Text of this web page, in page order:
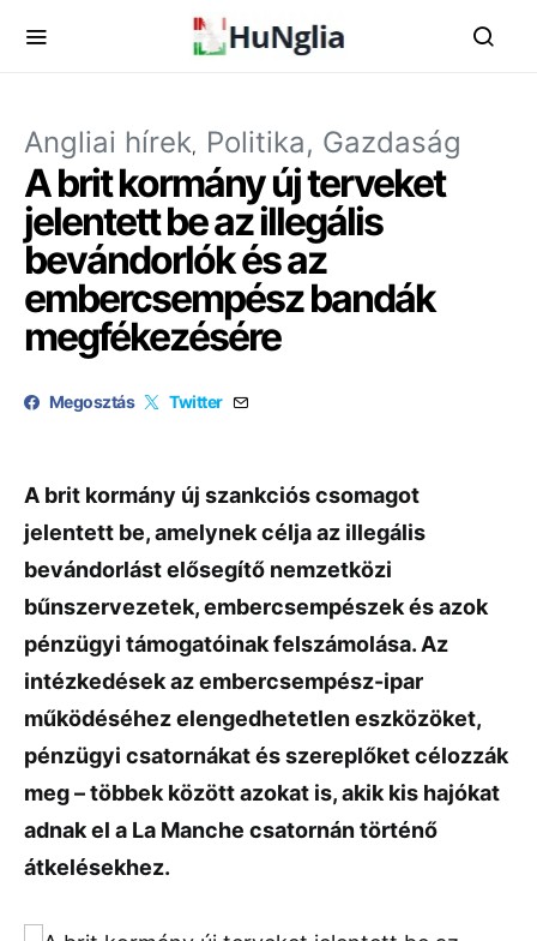
Angliai hírek Politika, Gazdaság
A brit kormány új terveket
jelentett be az illegális
bevándorlók és az
embercsempész bandák
megfékezésére
Megosztás Twitter
A brit kormány új szankciós csomagot
jelentett be, amelynek célja az illegális
bevándorlást elősegítő nemzetközi
bűnszervezetek, embercsempészek és azok
pénzügyi támogatóinak felszámolása. Az
intézkedések az embercsempész-ipar
működéséhez elengedhetetlen eszközöket,
pénzügyi csatornákat és szereplőket célozzák
meg – többek között azokat is, akik kis hajókat
adnak el a La Manche csatornán történő
átkelésekhez.